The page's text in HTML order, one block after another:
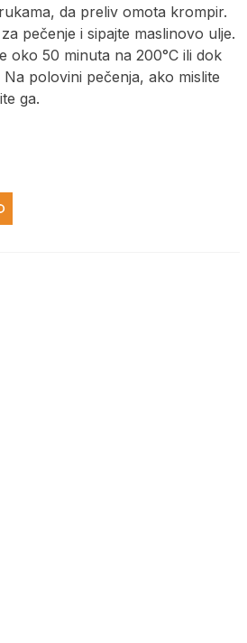
da preliv omota krompir.
pečenje i sipajte maslinovo ulje.
oko 50 minuta na 200°C ili dok
polovini pečenja, ako mislite
ga.